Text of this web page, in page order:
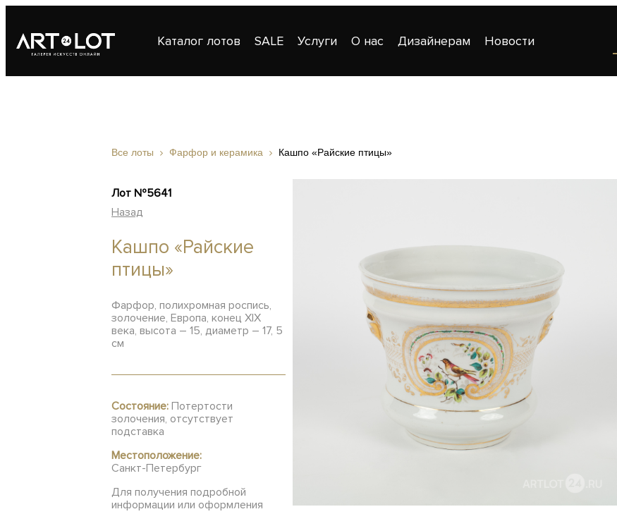
Каталог лотов SALE Услуги О нас Дизайнерам Новости
Все лоты Фарфор и керамика Кашпо «Райские птицы»
Лот №5641
Назад
Кашпо «Райские
птицы»
Фарфор, полихромная роспись,
золочение, Европа, конец XIX
века, высота – 15, диаметр – 17, 5
см
Состояние: Потертости
золочения, отсутствует
подставка
Местоположение:
Санкт-Петербург
Для получения подробной
информации или оформления